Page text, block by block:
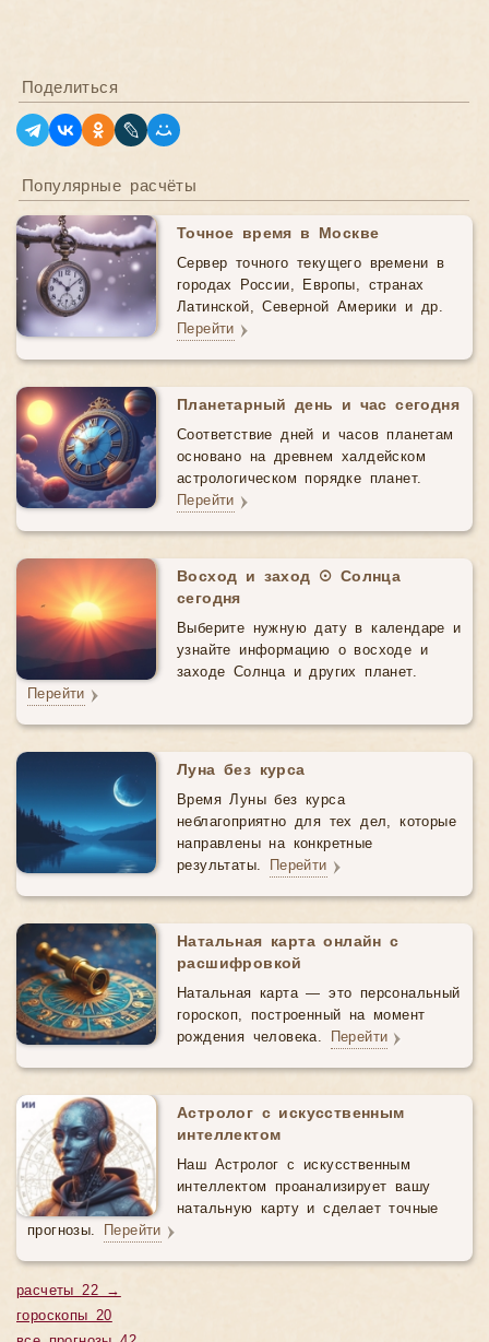
Поделиться
Популярные расчёты
Точное время в Москве
Сервер точного текущего времени в
городах России, Европы, странах
Латинской, Северной Америки и др.
Перейти
Планетарный день и час сегодня
Соответствие дней и часов планетам
основано на древнем халдейском
астрологическом порядке планет.
Перейти
Восход и заход ☉ Солнца
сегодня
Выберите нужную дату в календаре и
узнайте информацию о восходе и
заходе Солнца и других планет.
Перейти
Луна без курса
Время Луны без курса
неблагоприятно для тех дел, которые
направлены на конкретные
результаты. Перейти
Натальная карта онлайн с
расшифровкой
Натальная карта — это персональный
гороскоп, построенный на момент
рождения человека. Перейти
Астролог с искусственным
интеллектом
Наш Астролог с искусственным
интеллектом проанализирует вашу
натальную карту и сделает точные
прогнозы. Перейти
расчеты 22 →
гороскопы 20